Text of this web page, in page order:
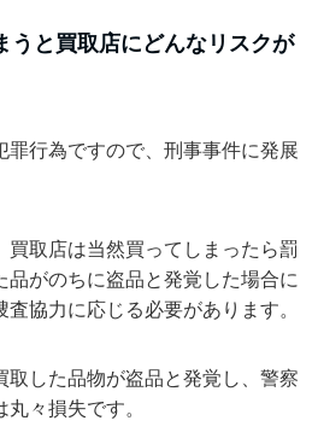
うと買取店にどんなリスクが
罪行為ですので、刑事事件に発展
買取店は当然買ってしまったら罰
品がのちに盗品と発覚した場合に
協力に応じる必要があります。
取した品物が盗品と発覚し、警察
々損失です。